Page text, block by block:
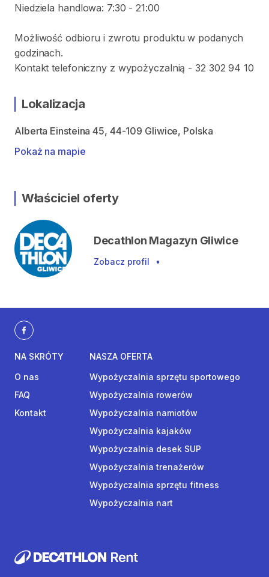
Niedziela handlowa: 7:30 - 21:00
Możliwość odbioru i zwrotu produktu w podanych
godzinach.
Kontakt telefoniczny z wypożyczalnią - 32 302 94 10
Lokalizacja
Alberta Einsteina 45, 44-109 Gliwice, Polska
Pokaż na mapie
Właściciel oferty
Decathlon Magazyn Gliwice
Zobacz profil •
NA SKRÓTY
O nas
FAQ
Kontakt
NASZA OFERTA
Wypożyczalnia sprzętu sportowego
Wypożyczalnia rowerów
Wypożyczalnia namiotów
Wypożyczalnia kajaków
Wypożyczalnia desek SUP
Wypożyczalnia trenażerów
Wypożyczalnia sprzętu fitness
Wypożyczalnia nart